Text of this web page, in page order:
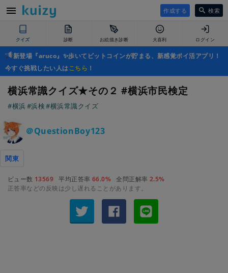
作成する 検索
クイズ 診断 お絵描き診断 大喜利 ログイン
新登場『aruco』✨歩いてビットコインが貯まる、新感覚ポイ活アプリ！
今すぐ挑戦したい人はこちら ！
横浜常識クイズ★その２ #横浜市民検定
#横浜#浜検#横浜常識クイズ
＠QuestionBoy123
関東
ビュー数 13569 平均正答率 66.0% 全問正解率 2.5%
正答率などの反映は少し遅れることがあります。